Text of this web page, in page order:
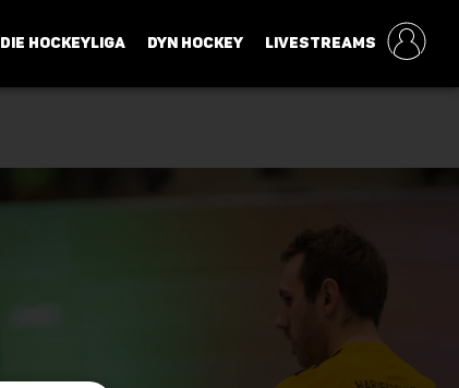
DIE HOCKEYLIGA DYN HOCKEY LIVESTREAMS